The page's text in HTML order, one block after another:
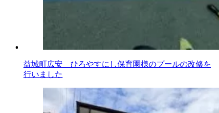
益城町広安 ひろやすにし保育園様のプールの改修を
行いました